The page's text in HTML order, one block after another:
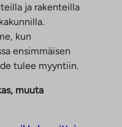
ja rakenteilla
kun
ensimmäisen
tulee myyntiin.
muuta